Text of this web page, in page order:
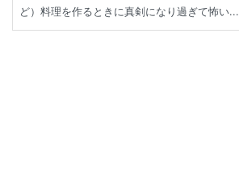
ど）料理を作るときに真剣になり過ぎて怖い...